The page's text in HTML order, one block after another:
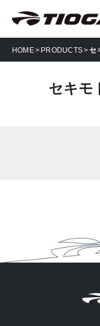
HOME PRODUCTS セ
セキモ